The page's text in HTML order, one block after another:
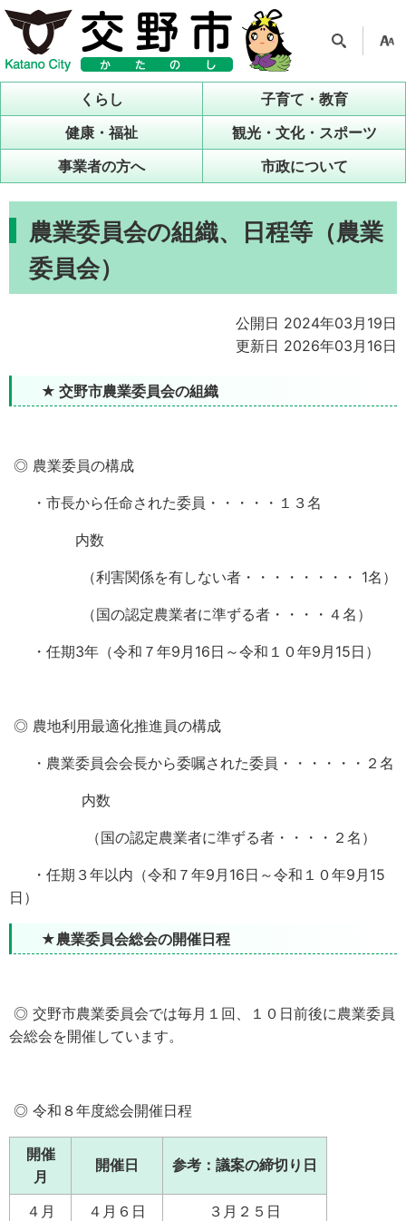
ル
くらし
子育て・教育
健康・福祉
観光・文化・スポーツ
事業者の方へ
市政について
農業委員会の組織、日程等（農業
委員会）
公開日 2024年03月19日
更新日 2026年03月16日
★ 交野市農業委員会の組織
◎ 農業委員の構成
・市長から任命された委員・・・・・１３名
内数
（利害関係を有しない者・・・・・・・・ 1名）
（国の認定農業者に準ずる者・・・・４名）
・任期3年（令和７年9月16日～令和１０年9月15日）
◎ 農地利用最適化推進員の構成
・農業委員会会長から委嘱された委員・・・・・・２名
内数
（国の認定農業者に準ずる者・・・・２名）
・任期３年以内（令和７年9月16日～令和１０年9月15
日）
★農業委員会総会の開催日程
◎ 交野市農業委員会では毎月１回、１０日前後に農業委員
会総会を開催しています。
◎ 令和８年度総会開催日程
開催
月
開催日 参考：議案の締切り日
４月 ４月６日
３月２５日